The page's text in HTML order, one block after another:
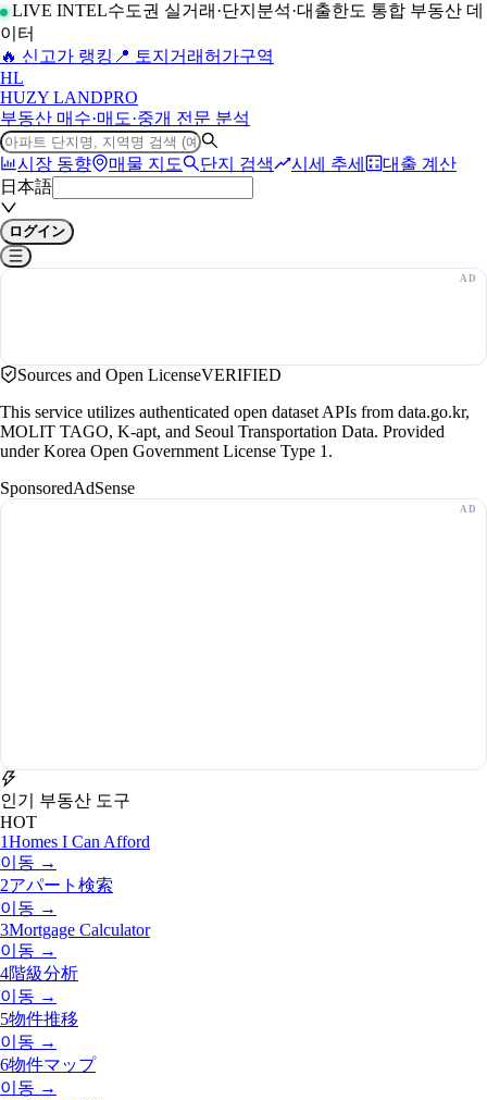
LIVE INTEL수도권 실거래·단지분석·대출한도 통합 부동산 데
이터
🔥 신고가 랭킹 📍 토지거래허가구역
HL
HUZY LANDPRO
부동산 매수·매도·중개 전문 분석
시장 동향 매물 지도 단지 검색 시세 추세
대출 계산
日本語
ログイン
Sources and Open LicenseVERIFIED
This service utilizes authenticated open dataset APIs from data.go.kr,
MOLIT TAGO, K-apt, and Seoul Transportation Data. Provided
under Korea Open Government License Type 1.
SponsoredAdSense
인기 부동산 도구
HOT
1Homes I Can Afford
이동 →
2アパート検索
이동 →
3Mortgage Calculator
이동 →
4階級分析
이동 →
5物件推移
이동 →
6物件マップ
이동 →